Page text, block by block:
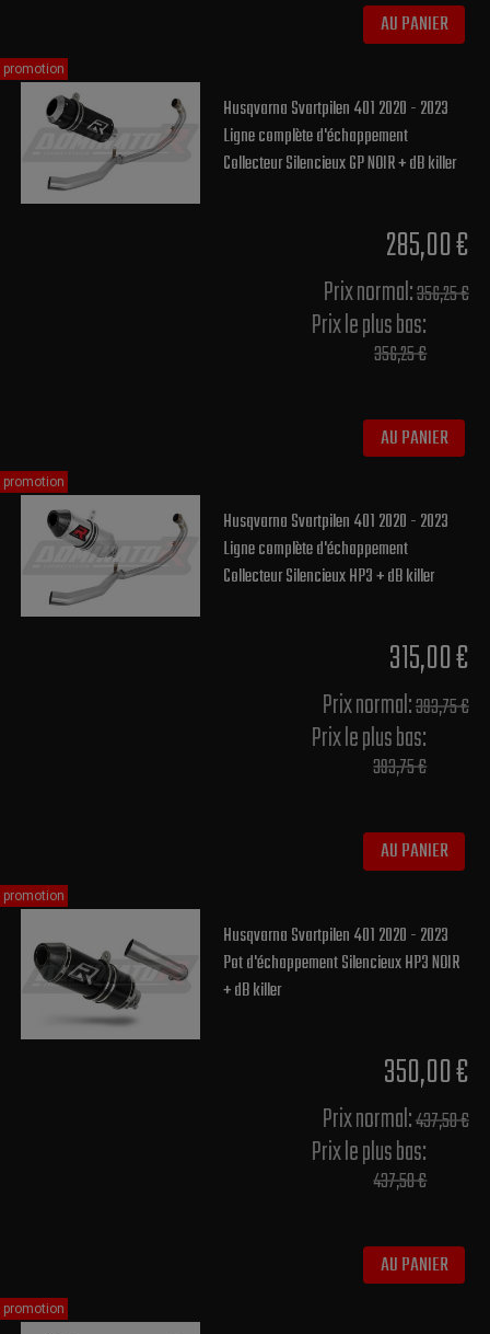
AU PANIER
Husqvarna Svartpilen 401 2020 - 2023
Ligne complète d'échappement
Collecteur Silencieux GP NOIR + dB killer
285,00 €
Prix normal​:356,25 €
Prix le plus bas:
356,25 €
AU PANIER
promotion
Husqvarna Svartpilen 401 2020 - 2023
Ligne complète d'échappement
Collecteur Silencieux HP3 + dB killer
315,00 €
Prix normal​:393,75 €
Prix le plus bas:
393,75 €
AU PANIER
promotion
Husqvarna Svartpilen 401 2020 - 2023
Pot d'échappement Silencieux HP3 NOIR
+ dB killer
350,00 €
Prix normal​:437,50 €
Prix le plus bas:
437,50 €
AU PANIER
promotion
promotion